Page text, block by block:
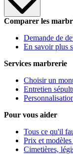
Comparer les
Demande de
En savoir plus
Services marbrerie
Choisir un
Entretien
Pour vous aider
Tous ce qu'il
Prix et
Cimetières,